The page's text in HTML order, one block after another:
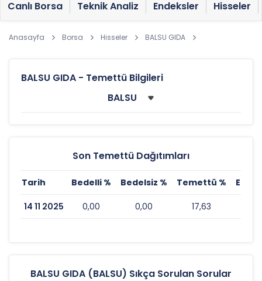
Canlı Borsa Teknik Analiz Endeksler Hisseler
Anasayfa Borsa Hisseler BALSU GIDA
BALSU GIDA - Temettü Bilgileri
Son Temettü Dağıtımları
Tarih Bedelli % Bedelsiz % Temettü % Eski
14 11 2025 0,00 0,00 17,63
BALSU GIDA (BALSU) Sıkça Sorulan Sorular